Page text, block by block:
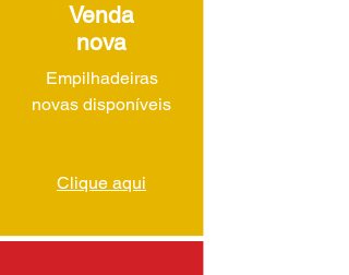
Venda
nova
Empilhadeiras
novas disponíveis
Clique aqui